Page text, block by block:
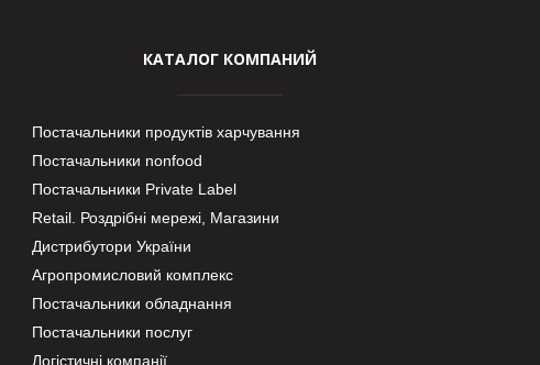
КАТАЛОГ КОМПАНИЙ
Постачальники продуктів харчування
Постачальники nonfood
Постачальники Private Label
Retail. Роздрібні мережі, Магазини
Дистрибутори України
Агропромисловий комплекс
Постачальники обладнання
Постачальники послуг
Логістичні компанії